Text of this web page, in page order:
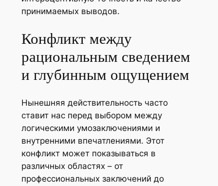
принимаемых выводов.
Конфликт между
рациональным сведением
и глубинным ощущением
Нынешняя действительность часто
ставит нас перед выбором между
логическими умозаключениями и
внутренними впечатлениями. Этот
конфликт может показываться в
различных областях – от
профессиональных заключений до